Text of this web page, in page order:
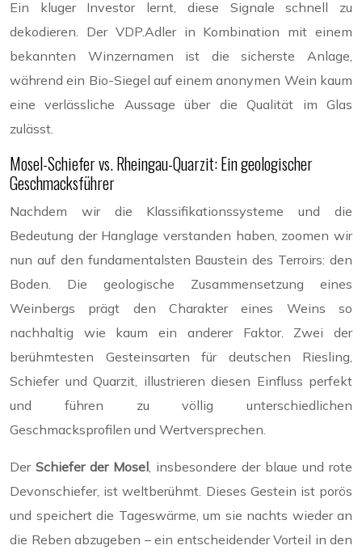
Ein kluger Investor lernt, diese Signale schnell zu
dekodieren. Der VDP.Adler in Kombination mit einem
bekannten Winzernamen ist die sicherste Anlage,
während ein Bio-Siegel auf einem anonymen Wein kaum
eine verlässliche Aussage über die Qualität im Glas
zulässt.
Mosel-Schiefer vs. Rheingau-Quarzit: Ein geologischer
Geschmacksführer
Nachdem wir die Klassifikationssysteme und die
Bedeutung der Hanglage verstanden haben, zoomen wir
nun auf den fundamentalsten Baustein des Terroirs: den
Boden. Die geologische Zusammensetzung eines
Weinbergs prägt den Charakter eines Weins so
nachhaltig wie kaum ein anderer Faktor. Zwei der
berühmtesten Gesteinsarten für deutschen Riesling,
Schiefer und Quarzit, illustrieren diesen Einfluss perfekt
und führen zu völlig unterschiedlichen
Geschmacksprofilen und Wertversprechen.
Der Schiefer der Mosel, insbesondere der blaue und rote
Devonschiefer, ist weltberühmt. Dieses Gestein ist porös
und speichert die Tageswärme, um sie nachts wieder an
die Reben abzugeben – ein entscheidender Vorteil in den